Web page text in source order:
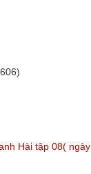
Hài tập 08( ngày